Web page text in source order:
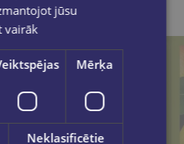
jūsu
vairāk
Mērķa
Neklasificētie